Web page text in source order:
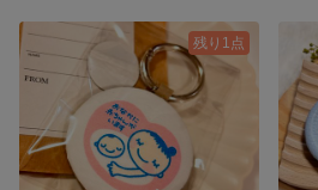
残り1点